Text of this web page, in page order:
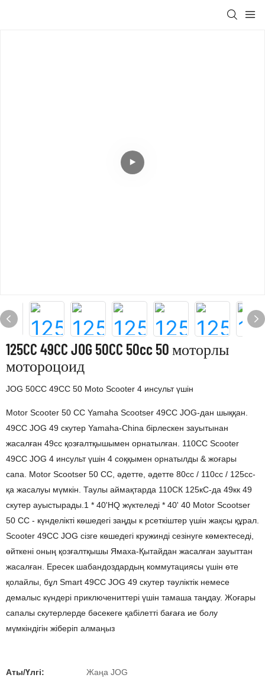
125CC 49CC JOG 50CC 50cc 50 моторлы
мотороцоид
JOG 50CC 49CC 50 Moto Scooter 4 инсульт үшін
Motor Scooter 50 CC Yamaha Scootser 49CC JOG-дан шыққан.
49CC JOG 49 скутер Yamaha-China бірлескен зауытынан
жасалған 49cc қозғалтқышымен орнатылған. 110CC Scooter
49CC JOG 4 инсульт үшін 4 соққымен орнатылды & жоғары
сапа. Motor Scootser 50 CC, әдетте, әдетте 80cc / 110cc / 125cc-
қа жасалуы мүмкін. Таулы аймақтарда 110СК 125кС-да 49кк 49
скутер ауыстырады.1 * 40'HQ жүктеледі * 40' 40 Motor Scootser
50 CC - күнделікті көшедегі заңды к рсеткіштер үшін жақсы құрал.
Scooter 49CC JOG сізге көшедегі кружинді сезінуге көмектеседі,
өйткені оның қозғалтқышы Ямаха-Қытайдан жасалған зауыттан
жасалған. Ересек шабандоздардың коммутациясы үшін өте
қолайлы, бұл Smart 49CC JOG 49 скутер тәуліктік немесе
демалыс күндері приключениттері үшін тамаша таңдау. Жоғары
сапалы скутерлерде бәсекеге қабілетті бағаға ие болу
мүмкіндігін жіберіп алмаңыз
Аты/Үлгі: Жаңа JOG